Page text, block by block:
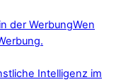
Wen
Intelligenz im